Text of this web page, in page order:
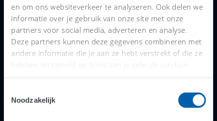
en om ons websiteverkeer te analyseren. Ook delen we
informatie over je gebruik van onze site met onze
partners voor social media, adverteren en analyse.
Deze partners kunnen deze gegevens combineren met
andere informatie die je aan ze hebt verstrekt of die ze
hebben verzameld op basis van je gebruik van hun
services.
Noodzakelijk
Ruim 1.500 AFAS accountants, boekhouders
en administratiekantoren staan klaar om je te
helpen met je administratie. Zo kun je slim
online boekhouden én profiteren van hun
adviezen.